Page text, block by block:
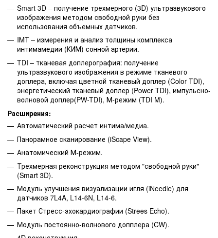
Smart 3D – получение трехмерного (3D) ультразвукового
изображения методом свободной руки без
использования объемных датчиков.
IMT – измерения и анализ толщины комплекса
интимамедии (КИМ) сонной артерии.
TDI – тканевая доплерография: получение
ультразвукового изображения в режиме тканевого
доплера, включая цветной тканевый доплер (Color TDI),
энергетический тканевый доплер (Power TDI), импульсно-
волновой доплер(PW-TDI), М-режим (TDI M).
Расширения:
Автоматический расчет интима/медиа.
Панорамное сканирование (iScape View).
Анатомический М-режим.
Трехмерная реконструкция методом "свободной руки"
(Smart 3D).
Модуль улучшения визуализации игля (iNeedle) для
датчиков 7L4A, L14-6N, L14-6.
Пакет Стресс-эхокардиографии (Strees Echo).
Модуль постоянно-волнового допплера (CW).